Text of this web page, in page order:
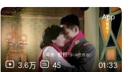
3.6万 45 01:33
App